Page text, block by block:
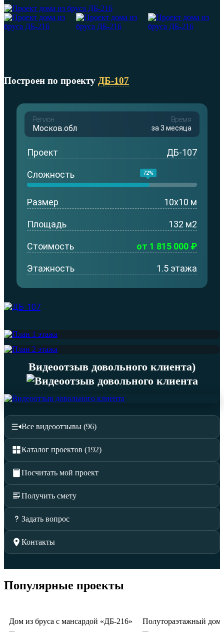
Построен по проекту ДБ-107
Регион Время
Москов.обл за 3 месяца
Проект ДБ-107
Сложность 72%
Размер 10x10 м
Площадь 132 м2
Стоимость от 1 815 000 ₽
Этажность 1.5 этажа
Видеоотзыв довольного клиента)
Все видеоотзывы (96)
Каталог проектов (192)
Посчитать мой проект
Получить смету
Задать вопрос
Контакты
Популярные проекты
Дом из бруса с мансардой «ДБ-216» Полутораэтажный дом